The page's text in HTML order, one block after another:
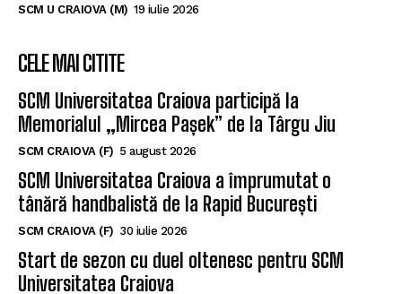
SCM U CRAIOVA (M) 19 iulie 2026
CELE MAI CITITE
SCM Universitatea Craiova participă la
Memorialul „Mircea Pașek” de la Târgu Jiu
SCM CRAIOVA (F) 5 august 2026
SCM Universitatea Craiova a împrumutat o
tânără handbalistă de la Rapid București
SCM CRAIOVA (F) 30 iulie 2026
Start de sezon cu duel oltenesc pentru SCM
Universitatea Craiova